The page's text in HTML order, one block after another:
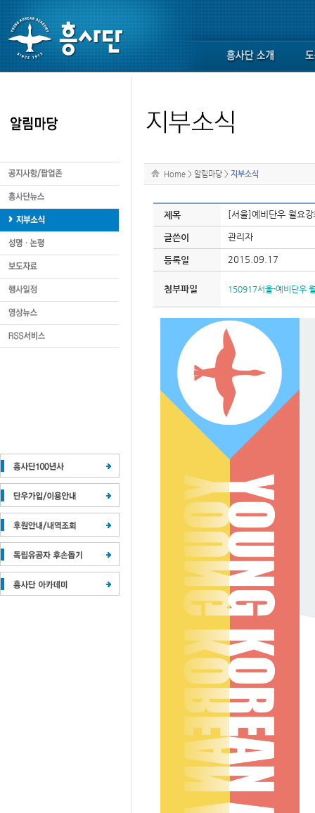
Home > 알림마당 > 지부소식
제목 [서울]예비단우 월요강
글쓴이 관리자
등록일 2015.09.17
첨부파일 150917서울-예비단우